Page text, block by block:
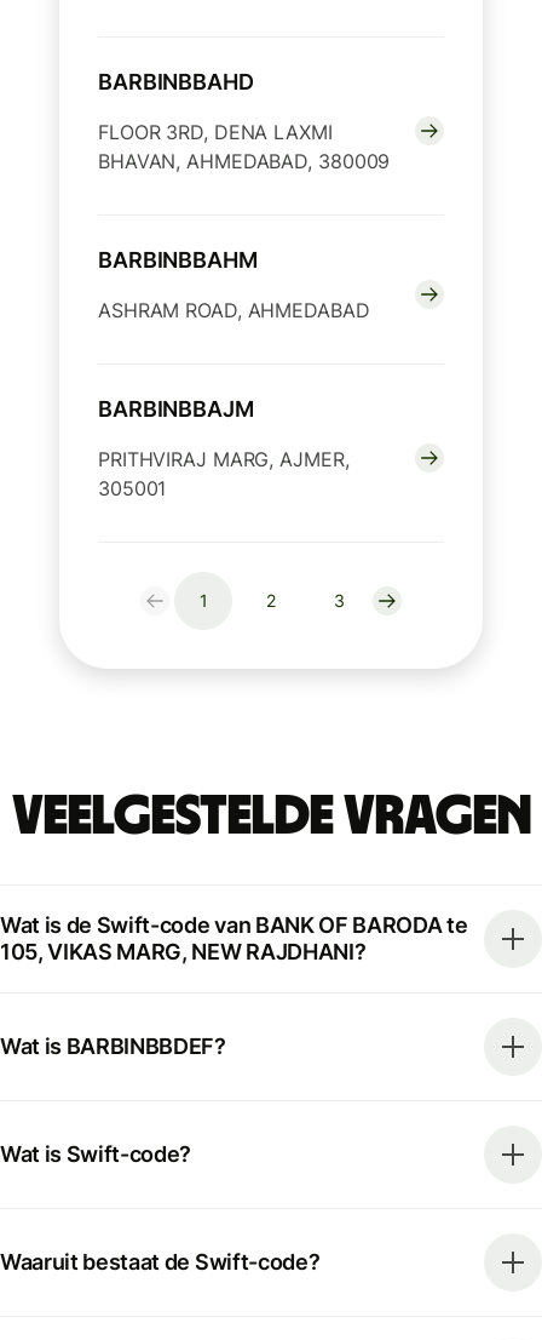
BARBINBBAHD
FLOOR 3RD, DENA LAXMI
BHAVAN, AHMEDABAD, 380009
BARBINBBAHM
ASHRAM ROAD, AHMEDABAD
BARBINBBAJM
PRITHVIRAJ MARG, AJMER,
305001
1 2 3
Veelgestelde vragen
Wat is de Swift-code van BANK OF BARODA te
105, VIKAS MARG, NEW RAJDHANI?
Wat is BARBINBBDEF?
Wat is Swift-code?
Waaruit bestaat de Swift-code?